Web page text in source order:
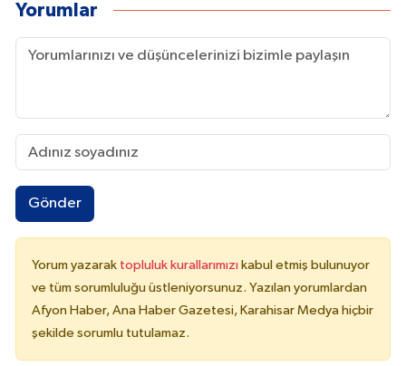
Yorumlar
Gönder
Yorum yazarak topluluk kurallarımızı kabul etmiş bulunuyor
ve tüm sorumluluğu üstleniyorsunuz. Yazılan yorumlardan
Afyon Haber, Ana Haber Gazetesi, Karahisar Medya hiçbir
şekilde sorumlu tutulamaz.